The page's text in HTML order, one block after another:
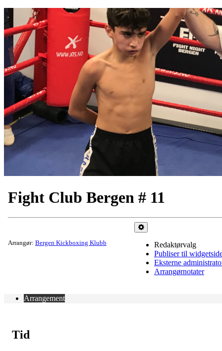
Fight Club Bergen # 11
Arrangør: Bergen Kickboxing Klubb
Administrer
Redaktørvalg
Publiser til
Eksterne
Arrangørnotater
Arrangement
Tid